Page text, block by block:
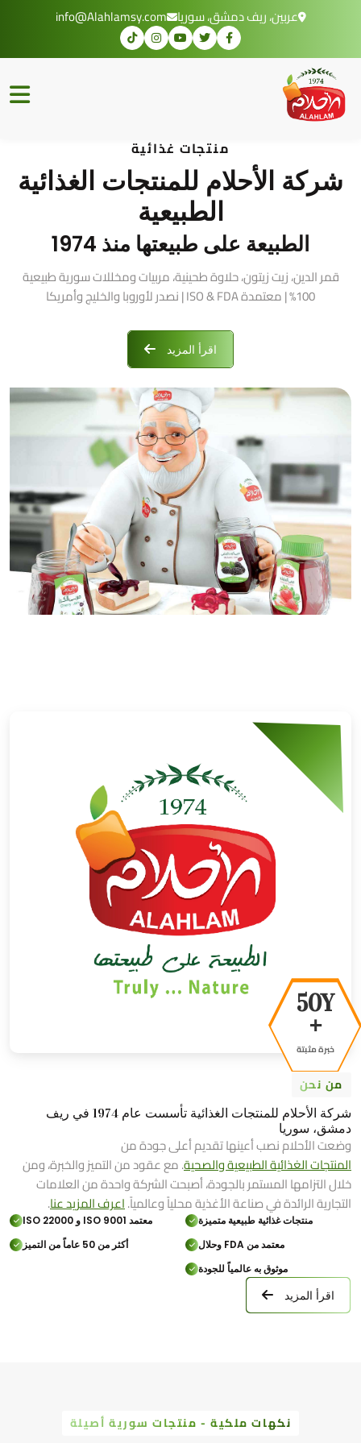
عربين، ريف دمشق، سوريا info@Alahlamsy.com
منتجات غذائية
شركة الأحلام للمنتجات الغذائية
الطبيعية
الطبيعة على طبيعتها منذ 1974
قمر الدين، زيت زيتون، حلاوة طحينية، مربيات ومخللات سورية طبيعية
100% | معتمدة ISO & FDA | نصدر لأوروبا والخليج وأمريكا
اقرأ المزيد
50Y
+
خبرة مثبتة
من نحن
شركة الأحلام للمنتجات الغذائية تأسست عام 1974 في ريف
دمشق، سوريا
وضعت الأحلام نصب أعينها تقديم أعلى جودة من
المنتجات الغذائية الطبيعية والصحية. مع عقود من التميز والخبرة، ومن
خلال التزامها المستمر بالجودة، أصبحت الشركة واحدة من العلامات
التجارية الرائدة في صناعة الأغذية محلياً وعالمياً.اعرف المزيد عنا.
منتجات غذائية طبيعية متميزة
معتمد ISO 9001 و ISO 22000
معتمد من FDA وحلال
أكثر من 50 عاماً من التميز
موثوق به عالمياً للجودة
اقرأ المزيد
نكهات ملكية - منتجات سورية أصيلة